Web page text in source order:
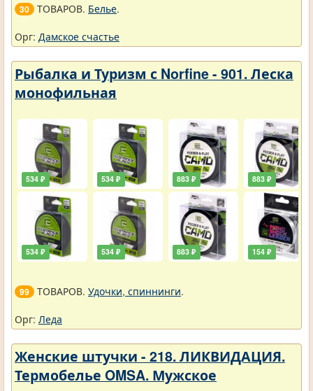
30 ТОВАРОВ. Белье.
Орг: Дамское счастье
Рыбалка и Туризм с Norfine - 901. Леска
монофильная
534 ₽
534 ₽
534 ₽
534 ₽
883 ₽
883 ₽
883 ₽
154 ₽
99 ТОВАРОВ. Удочки, спиннинги.
Орг: Леда
Женские штучки - 218. ЛИКВИДАЦИЯ.
Термобелье OMSA. Мужское